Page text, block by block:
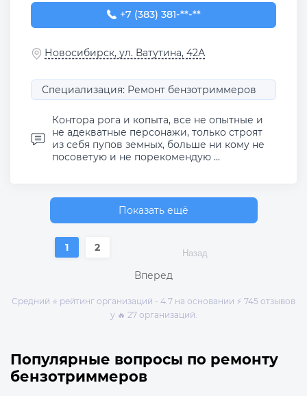
+7 (383) 381-10-54
+7 (383) 381-**-**
Новосибирск, ул. Ватутина, 42А
Специализация: Ремонт бензотриммеров
Контора рога и копыта, все не опытные и
не адекватные персонажи, только строят
из себя пупов земных, больше ни кому не
посоветую и не порекомендую ...
Показать ещё
Назад
1 2
Вперед
Средний ⭐ рейтинг организаций - 4.7 на основании ⚡ 745 отзывов
у 🔥 27 организаций.
Популярные вопросы по ремонту
бензотриммеров